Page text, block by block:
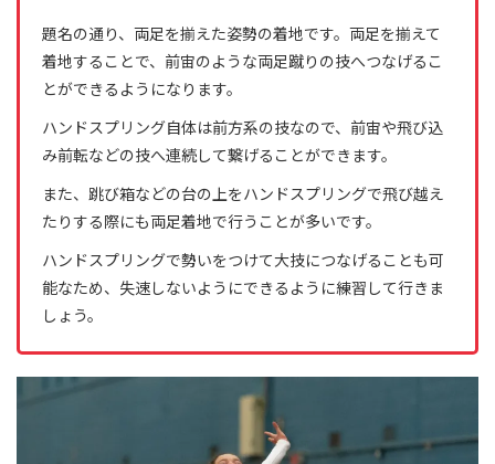
題名の通り、両足を揃えた姿勢の着地です。両足を揃えて
着地することで、前宙のような両足蹴りの技へつなげるこ
とができるようになります。
ハンドスプリング自体は前方系の技なので、前宙や飛び込
み前転などの技へ連続して繋げることができます。
また、跳び箱などの台の上をハンドスプリングで飛び越え
たりする際にも両足着地で行うことが多いです。
ハンドスプリングで勢いをつけて大技につなげることも可
能なため、失速しないようにできるように練習して行きま
しょう。